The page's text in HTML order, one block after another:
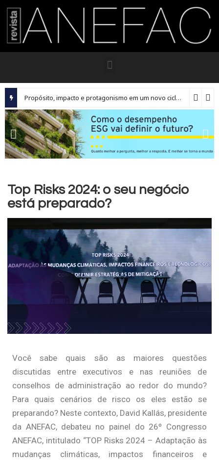
Propósito, impacto e protagonismo em um novo ciclo para os executivos brasileiros
Top Risks 2024: o seu negócio
está preparado?
Você sabe quais são as maiores questões
discutidas entre executivos e nas reuniões de
conselhos de administração ao redor do mundo?
Para quais cenários de risco os eles estão se
preparando? Neste contexto, David Kallás, presidente
da ANEFAC, debateu no painel do 26º Congresso
ANEFAC, intitulado “TOP Risks 2024 – Adaptação às
mudanças climáticas, impactos financeiros e